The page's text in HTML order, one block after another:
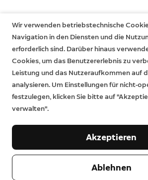
Wir verwenden betriebstechnische
Navigation in den Diensten und die
erforderlich sind. Darüber hinaus
Cookies, um das Benutzererlebnis zu
Leistung und das Nutzeraufkommen auf
analysieren. Um Einstellungen für nicht-
festzulegen, klicken Sie bitte auf
verwalten".
Ablehnen
Akzeptieren